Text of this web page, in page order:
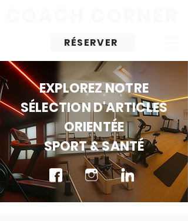
RÉSERVER
EXPLOREZ NOTRE
SÉLECTION D'ARTICLES
ORIENTÉE
SPORT & SANTÉ